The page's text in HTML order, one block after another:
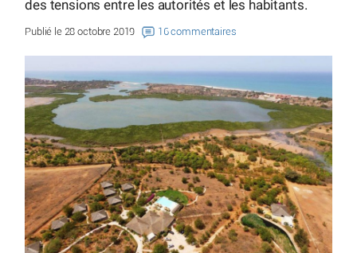
des tensions entre les autorités et les habitants.
Publié le 28 octobre 2019 16 commentaires